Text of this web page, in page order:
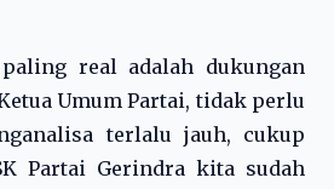
real adalah dukungan
Umum Partai, tidak perlu
terlalu jauh, cukup
Partai Gerindra kita sudah